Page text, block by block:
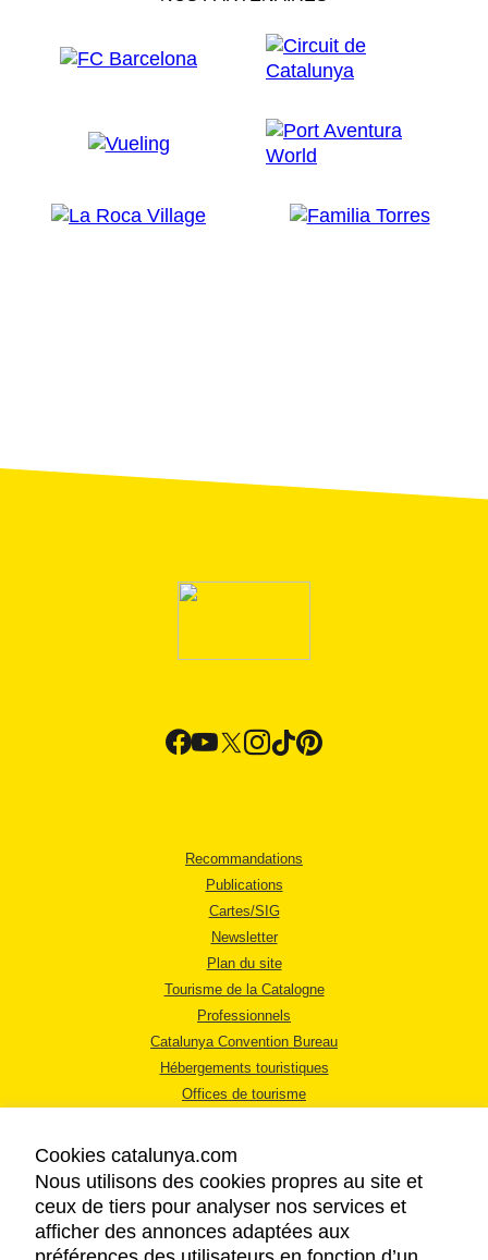
Recommandations
Publications
Cartes/SIG
Newsletter
Plan du site
Tourisme de la Catalogne
Professionnels
Catalunya Convention Bureau
Hébergements touristiques
Offices de tourisme
MENTIONS LÉGALES
Cookies catalunya.com
Nous utilisons des cookies propres au site et
ceux de tiers pour analyser nos services et
afficher des annonces adaptées aux